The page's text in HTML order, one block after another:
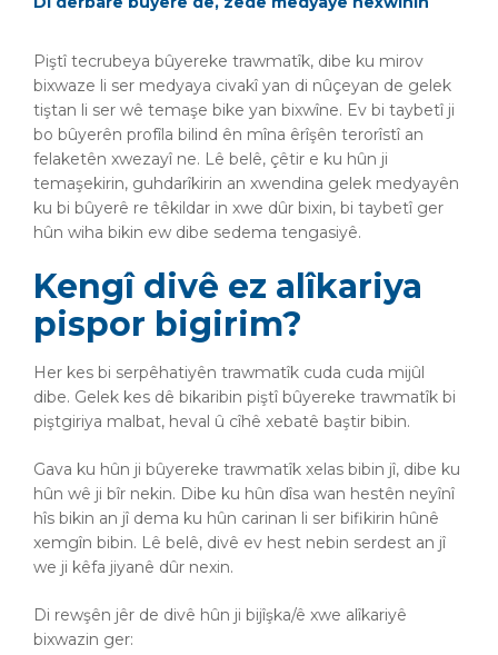
Piştî tecrubeya bûyereke trawmatîk, dibe ku mirov
bixwaze li ser medyaya civakî yan di nûçeyan de gelek
tiştan li ser wê temaşe bike yan bixwîne. Ev bi taybetî ji
bo bûyerên profîla bilind ên mîna êrîşên terorîstî an
felaketên xwezayî ne. Lê belê, çêtir e ku hûn ji
temaşekirin, guhdarîkirin an xwendina gelek medyayên
ku bi bûyerê re têkildar in xwe dûr bixin, bi taybetî ger
hûn wiha bikin ew dibe sedema tengasiyê.
Kengî divê ez alîkariya
pispor bigirim?
Her kes bi serpêhatiyên trawmatîk cuda cuda mijûl
dibe. Gelek kes dê bikaribin piştî bûyereke trawmatîk bi
piştgiriya malbat, heval û cîhê xebatê baştir bibin.
Gava ku hûn ji bûyereke trawmatîk xelas bibin jî, dibe ku
hûn wê ji bîr nekin. Dibe ku hûn dîsa wan hestên neyînî
hîs bikin an jî dema ku hûn carinan li ser bifikirin hûnê
xemgîn bibin. Lê belê, divê ev hest nebin serdest an jî
we ji kêfa jiyanê dûr nexin.
Di rewşên jêr de divê hûn ji bijîşka/ê xwe alîkariyê
bixwazin ger: